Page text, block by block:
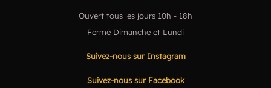
Ouvert tous les jours 10h - 18h
Fermé Dimanche et Lundi
Suivez-nous sur Instagram
Suivez-nous sur Facebook